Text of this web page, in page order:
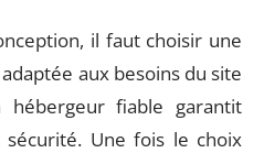
il faut choisir une
aux besoins du site
hébergeur fiable garantit
Une fois le choix